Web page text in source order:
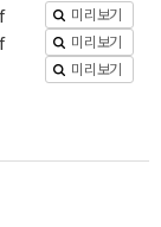
미리보기
미리보기
미리보기